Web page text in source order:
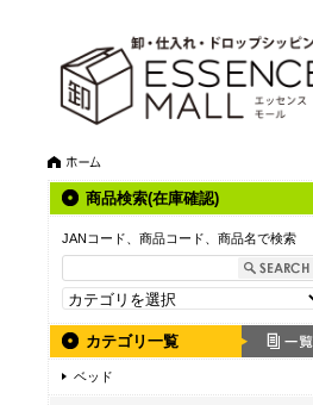
商品検索(在庫確認)
JANコード、商品コード、商品名で検索
カテゴリ一覧
ベッド